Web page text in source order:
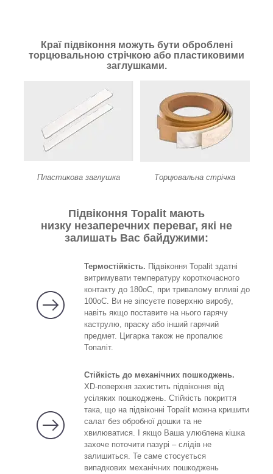
Краї підвіконня можуть бути оброблені
торцювальною стрічкою або пластиковими
заглушками.
Пластикова заглушка Торцювальна стрічка
Підвіконня Topalit мають
низку незаперечних переваг, які не
залишать Вас байдужими:
Термостійкість. Підвіконня Topalit здатні
витримувати температуру короткочасного
контакту до 180оС, при тривалому впливі до
100оС. Ви не зіпсуєте поверхню виробу,
навіть якщо поставите на нього гарячу
каструлю, праску або інший гарячий
предмет. Цигарка також не пропалює
Топаліт.
Стійкість до механічних пошкоджень.
XD-поверхня захистить підвіконня від
усіляких пошкоджень. Стійкість покриття
така, що на підвіконні Topalit можна кришити
салат без обробної дошки та не
хвилюватися. І якщо Ваша улюблена кішка
захоче поточити пазурі – слідів не
залишиться. Те саме стосується
випадкових механічних пошкоджень